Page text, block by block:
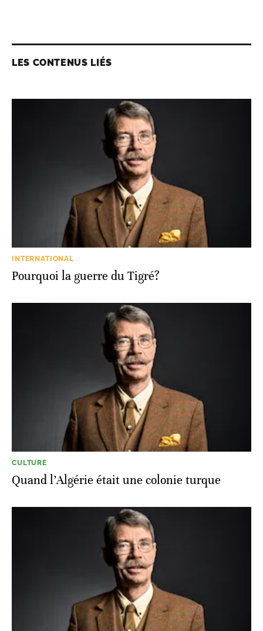
LES CONTENUS LIÉS
INTERNATIONAL
Pourquoi la guerre du Tigré?
CULTURE
Quand l’Algérie était une colonie turque